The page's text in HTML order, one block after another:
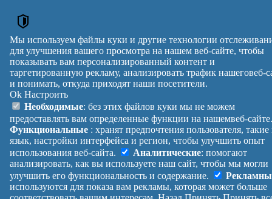
Почтовые индексы Украины. Обновлено : 07-08-2026.
с. Велика
Рублівка,
Полтавський р-н,
Полтавська обл.
35
Вулиця № будинків
Індекс
reklama
Правила
Помощь
Платные
услуги
Политика
конфиденциальности
Манифест
О проекте
Обратная
связь
Украина
Вход |
Выход
Мы используем файлы куки и другие технологии
для улучшения вашего просмотра на нашем веб-сайте, чтобы
показывать вам персонализированный контент и
таргетированную рекламу, анализировать трафик нашеговеб-
и понимать, откуда приходят наши посетители.
Ok Настроить
Необходимые: без этих файлов куки мы не можем
предоставлять вам определенные функции на нашемвеб-
Функциональные : хранят предпочтения пользователя, такие
язык, настройки интерфейса и регион, чтобы улучшить опыт
использования веб-сайта.
Аналитические: помогают
анализировать, как вы используете наш сайт, чтобы мы могли
улучшить его функциональность и содержание.
используются для показа вам рекламы, которая может больше